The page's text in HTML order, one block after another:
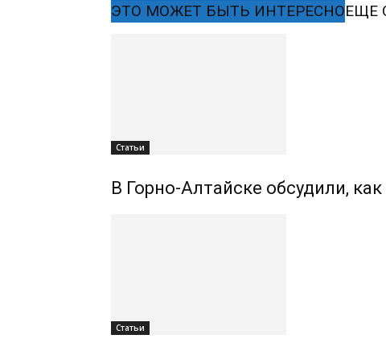
ЭТО МОЖЕТ БЫТЬ ИНТЕРЕСНОЕЩЕ
Статьи
В Горно-Алтайске обсудили,
Статьи